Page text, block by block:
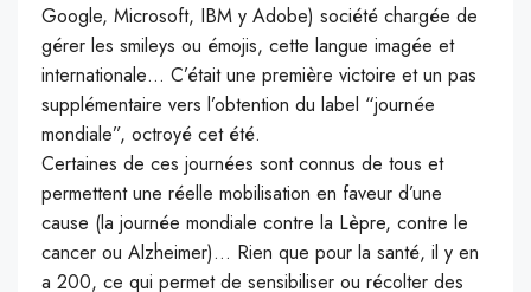
Google, Microsoft, IBM y Adobe) société chargée de
gérer les smileys ou émojis, cette langue imagée et
internationale… C’était une première victoire et un pas
supplémentaire vers l’obtention du label “journée
mondiale”, octroyé cet été.
Certaines de ces journées sont connus de tous et
permettent une réelle mobilisation en faveur d’une
cause (la journée mondiale contre la Lèpre, contre le
cancer ou Alzheimer)… Rien que pour la santé, il y en
a 200, ce qui permet de sensibiliser ou récolter des